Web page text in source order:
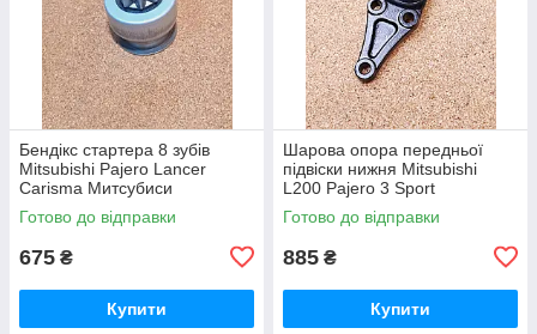
Бендікс стартера 8 зубів
Mitsubishi Pajero Lancer
Carisma Митсубиси
Мицубиши Мітсубісі Паджеро
Лансер Карізма Каризма
Готово до відправки
675 ₴
Купити
Шарова опора передньої
підвіски нижня Mitsubishi
L200 Pajero 3 Sport
Митсубиси Мицубиши
Мітсубісі Л200 Паджеро 4
Готово до відправки
885 ₴
Купити